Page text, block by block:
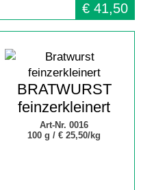
€ 41,50
BRATWURST
feinzerkleinert
Art-Nr. 0016
100 g /€ 25,50/kg